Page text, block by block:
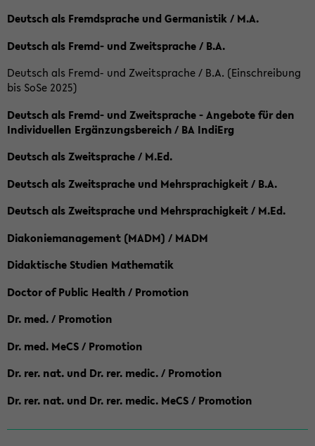
Deutsch als Fremdsprache und Germanistik / M.A.
Deutsch als Fremd- und Zweitsprache / B.A.
Deutsch als Fremd- und Zweitsprache / B.A. (Einschreibung
bis SoSe 2025)
Deutsch als Fremd- und Zweitsprache - Angebote für den
Individuellen Ergänzungsbereich / BA IndiErg
Deutsch als Zweitsprache / M.Ed.
Deutsch als Zweitsprache und Mehrsprachigkeit / B.A.
Deutsch als Zweitsprache und Mehrsprachigkeit / M.Ed.
Diakoniemanagement (MADM) / MADM
Didaktische Studien Mathematik
Doctor of Public Health / Promotion
Dr. med. / Promotion
Dr. med. MeCS / Promotion
Dr. rer. nat. und Dr. rer. medic. / Promotion
Dr. rer. nat. und Dr. rer. medic. MeCS / Promotion